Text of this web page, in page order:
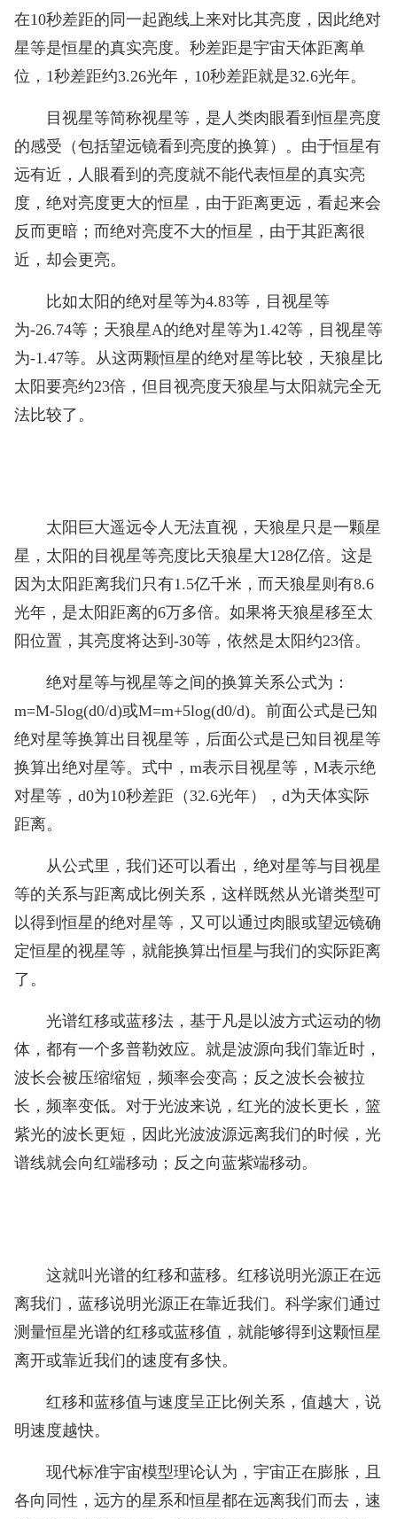
在10秒差距的同一起跑线上来对比其亮度，因此绝对
星等是恒星的真实亮度。秒差距是宇宙天体距离单
位，1秒差距约3.26光年，10秒差距就是32.6光年。
目视星等简称视星等，是人类肉眼看到恒星亮度
的感受（包括望远镜看到亮度的换算）。由于恒星有
远有近，人眼看到的亮度就不能代表恒星的真实亮
度，绝对亮度更大的恒星，由于距离更远，看起来会
反而更暗；而绝对亮度不大的恒星，由于其距离很
近，却会更亮。
比如太阳的绝对星等为4.83等，目视星等
为-26.74等；天狼星A的绝对星等为1.42等，目视星等
为-1.47等。从这两颗恒星的绝对星等比较，天狼星比
太阳要亮约23倍，但目视亮度天狼星与太阳就完全无
法比较了。
太阳巨大遥远令人无法直视，天狼星只是一颗星
星，太阳的目视星等亮度比天狼星大128亿倍。这是
因为太阳距离我们只有1.5亿千米，而天狼星则有8.6
光年，是太阳距离的6万多倍。如果将天狼星移至太
阳位置，其亮度将达到-30等，依然是太阳约23倍。
绝对星等与视星等之间的换算关系公式为：
m=M-5log(d0/d)或M=m+5log(d0/d)。前面公式是已知
绝对星等换算出目视星等，后面公式是已知目视星等
换算出绝对星等。式中，m表示目视星等，M表示绝
对星等，d0为10秒差距（32.6光年），d为天体实际
距离。
从公式里，我们还可以看出，绝对星等与目视星
等的关系与距离成比例关系，这样既然从光谱类型可
以得到恒星的绝对星等，又可以通过肉眼或望远镜确
定恒星的视星等，就能换算出恒星与我们的实际距离
了。
光谱红移或蓝移法，基于凡是以波方式运动的物
体，都有一个多普勒效应。就是波源向我们靠近时，
波长会被压缩缩短，频率会变高；反之波长会被拉
长，频率变低。对于光波来说，红光的波长更长，篮
紫光的波长更短，因此光波波源远离我们的时候，光
谱线就会向红端移动；反之向蓝紫端移动。
这就叫光谱的红移和蓝移。红移说明光源正在远
离我们，蓝移说明光源正在靠近我们。科学家们通过
测量恒星光谱的红移或蓝移值，就能够得到这颗恒星
离开或靠近我们的速度有多快。
红移和蓝移值与速度呈正比例关系，值越大，说
明速度越快。
现代标准宇宙模型理论认为，宇宙正在膨胀，且
各向同性，远方的星系和恒星都在远离我们而去，速